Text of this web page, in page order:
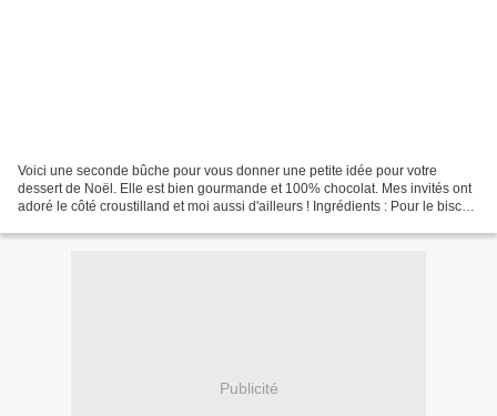
Voici une seconde bûche pour vous donner une petite idée pour votre
dessert de Noël. Elle est bien gourmande et 100% chocolat. Mes invités ont
adoré le côté croustilland et moi aussi d'ailleurs ! Ingrédients : Pour le biscuit
Publicité